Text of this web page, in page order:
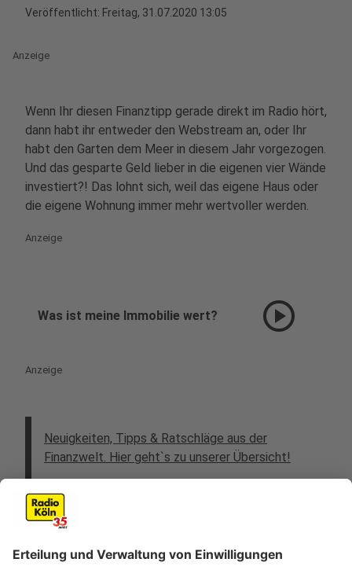
Veröffentlicht: Freitag, 31.07.2020 13:05
Anzeige
Wenn Ihr diesen Finanztipp gerade direkt im Radio hört,
dann habt ihr entweder den Webstream an, oder Ihr
habt den Garten dem Meer in diesem Jahr vorgezogen.
Und das gesparte Geld lieber in die eigenen vier Wände
investiert?! Das lohnt sich, weil das eigene Haus oder
die eigene Wohnung immer mehr wertvoller werden.
Anzeige
Was ist meine Immobilie wert? play_circle
Anzeige
Neuigkeiten, Tipps & Ratschläge aus der
Finanzwelt. Hier geht`s zu unserer Übersicht!
Anzeige
Das klingt ja auch einfach so daher gesagt: Was ist